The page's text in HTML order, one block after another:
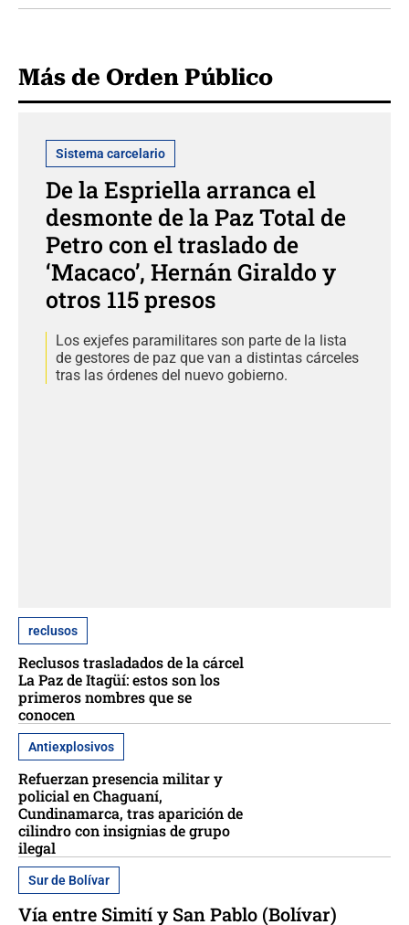
Más de Orden Público
Sistema carcelario
De la Espriella arranca el
desmonte de la Paz Total de
Petro con el traslado de
‘Macaco’, Hernán Giraldo y
otros 115 presos
Los exjefes paramilitares son parte de la lista
de gestores de paz que van a distintas cárceles
tras las órdenes del nuevo gobierno.
reclusos
Reclusos trasladados de la cárcel
La Paz de Itagüí: estos son los
primeros nombres que se
conocen
Antiexplosivos
Refuerzan presencia militar y
policial en Chaguaní,
Cundinamarca, tras aparición de
cilindro con insignias de grupo
ilegal
Sur de Bolívar
Vía entre Simití y San Pablo (Bolívar)